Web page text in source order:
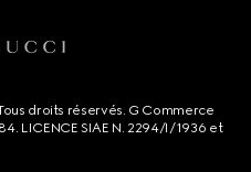
droits réservés. G Commerce
LICENCE SIAE N. 2294/I/1936 et